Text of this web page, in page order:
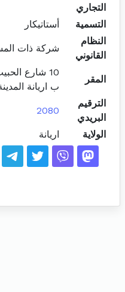
التجاري
التسمية
أستاتيكار
النظام
القانوني
شركة ذات
المقر
ب اريانة
الترقيم
البريدي
2080
الولاية اريانة